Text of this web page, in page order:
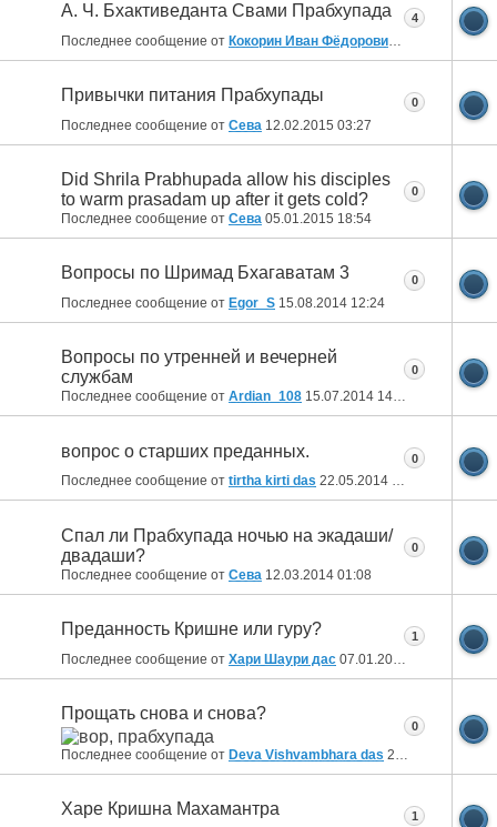
А. Ч. Бхактиведанта Свами Прабхупада
Последнее сообщение от Кокорин Иван Фёдорович 06.08.2016
4
Привычки питания Прабхупады
Последнее сообщение от Сева 12.02.2015 03:27
0
Did Shrila Prabhupada allow his disciples
to warm prasadam up after it gets cold?
Последнее сообщение от Сева 05.01.2015 18:54
0
Вопросы по Шримад Бхагаватам 3
Последнее сообщение от Egor_S 15.08.2014 12:24
0
Вопросы по утренней и вечерней
службам
Последнее сообщение от Ardian_108 15.07.2014 14:07
0
вопрос о старших преданных.
Последнее сообщение от tirtha kirti das 22.05.2014 16:56
0
Спал ли Прабхупада ночью на экадаши/
двадаши?
Последнее сообщение от Сева 12.03.2014 01:08
0
Преданность Кришне или гуру?
Последнее сообщение от Хари Шаури дас 07.01.2014
1
Прощать снова и снова?
Последнее сообщение от Deva Vishvambhara das 23.11.2013
0
Харе Кришна Махамантра 1